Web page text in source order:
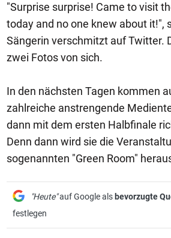
"Surprise surprise! Came to visit
today and no one knew about it!",
Sängerin verschmitzt auf Twitter.
zwei Fotos von sich.
In den nächsten Tagen kommen
zahlreiche anstrengende
dann mit dem ersten Halbfinale
Denn dann wird sie die
sogenannten "Green Room"
"Heute"auf Google als bevorzugte
festlegen